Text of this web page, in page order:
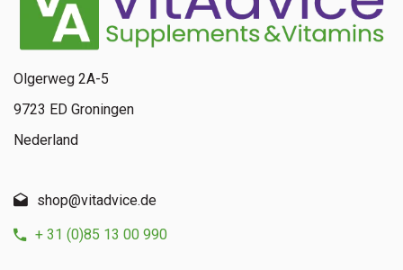
Olgerweg 2A-5
9723 ED Groningen
Nederland
shop@vitadvice.de
+ 31 (0)85 13 00 990